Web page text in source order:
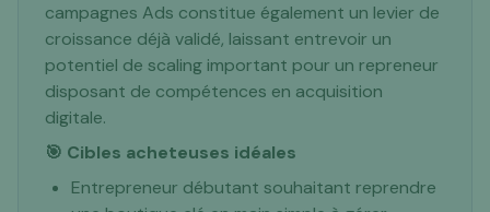
campagnes Ads constitue également un levier de
croissance déjà validé, laissant entrevoir un
potentiel de scaling important pour un repreneur
disposant de compétences en acquisition
digitale.
🎯 Cibles acheteuses idéales
Entrepreneur débutant souhaitant reprendre